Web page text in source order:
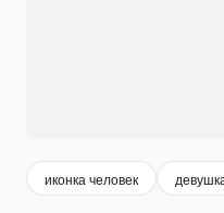
иконка человек